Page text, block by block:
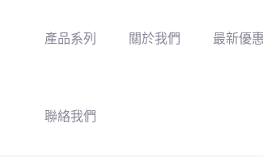
產品系列 關於我們 最新優惠
聯絡我們